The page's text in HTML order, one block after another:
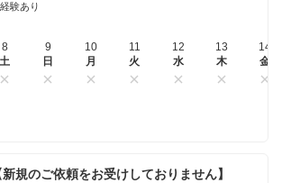
験あり
8
土
9
日
10
月
11
火
12
水
13
木
14
金
新規のご依頼をお受けしておりません】